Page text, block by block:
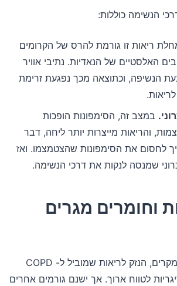
הנשימה כוללות:
ריאות זו גורמת להרס של הקרומים
האלסטיים של הנאדיות. נתיבי אוויר
הנשיפה, וכתוצאה מכך נפגעת זרימת
במצב זה, הסימפונות הופכות
והריאות מייצרות יותר ליחה, דבר
לחסום את הסימפונות שהצטמצמו. ואז
שמנסה לנקות את דרכי הנשימה.
וחומרים מגרים
ברוב המכריע של המקרים, הנזק לריאות שמוביל ל- COPD
לטווח ארוך. אך ישנם גורמים אחרים